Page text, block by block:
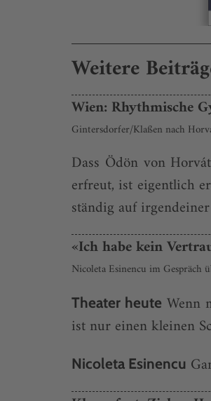
Weitere
Wien: Rhythmische
Gintersdorfer/Klaßen nach
Dass Ödön von
erfreut, ist eigentlich
ständig auf
«Ich habe kein
Nicoleta Esinencu im Gespräch
Theater heute Wenn
ist nur einen kleinen
Nicoleta Esinencu